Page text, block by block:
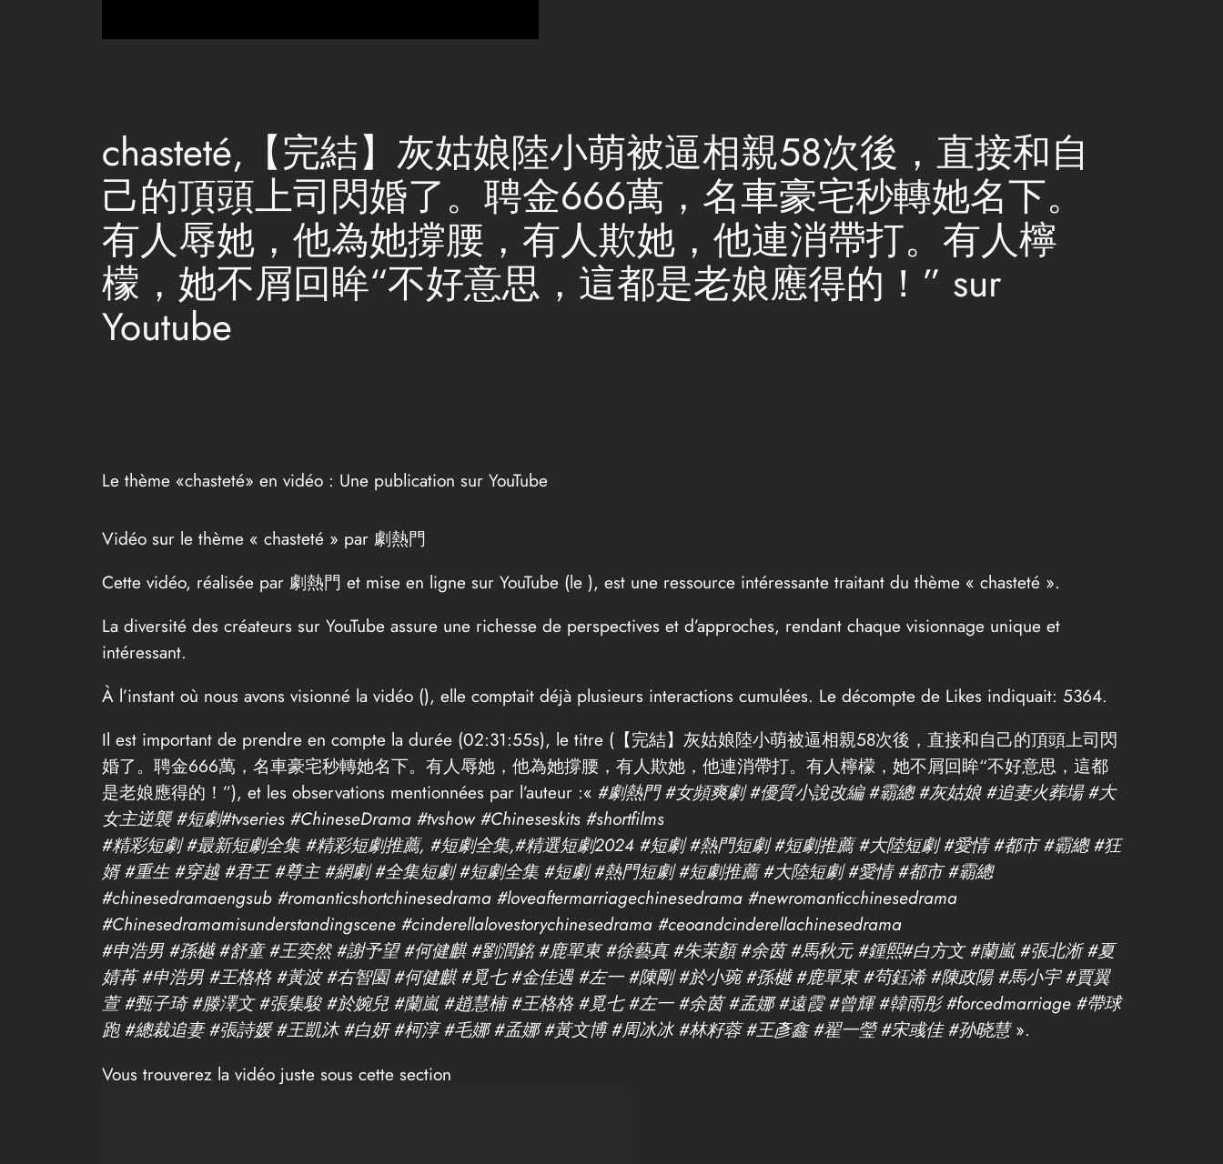
chasteté,【完結】灰姑娘陸小萌被逼相親58次後，直接和自
己的頂頭上司閃婚了。聘金666萬，名車豪宅秒轉她名下。
有人辱她，他為她撐腰，有人欺她，他連消帶打。有人檸
檬，她不屑回眸“不好意思，這都是老娘應得的！” sur
Youtube
Le thème «chasteté» en vidéo : Une publication sur YouTube
Vidéo sur le thème « chasteté » par 劇熱門
Cette vidéo, réalisée par 劇熱門 et mise en ligne sur YouTube (le ), est une ressource intéressante traitant du thème « chasteté ».
La diversité des créateurs sur YouTube assure une richesse de perspectives et d’approches, rendant chaque visionnage unique et
intéressant.
À l’instant où nous avons visionné la vidéo (), elle comptait déjà plusieurs interactions cumulées. Le décompte de Likes indiquait: 5364.
Il est important de prendre en compte la durée (02:31:55s), le titre (【完結】灰姑娘陸小萌被逼相親58次後，直接和自己的頂頭上司閃
婚了。聘金666萬，名車豪宅秒轉她名下。有人辱她，他為她撐腰，有人欺她，他連消帶打。有人檸檬，她不屑回眸“不好意思，這都
是老娘應得的！”), et les observations mentionnées par l’auteur :« #劇熱門 #女頻爽劇 #優質小說改編 #霸總 #灰姑娘 #追妻火葬場 #大
女主逆襲 #短劇#tvseries #ChineseDrama #tvshow #Chineseskits #shortfilms
#精彩短劇 #最新短劇全集 #精彩短劇推薦, #短劇全集,#精選短劇2024 #短劇 #熱門短劇 #短劇推薦 #大陸短劇 #愛情 #都市 #霸總 #狂
婿 #重生 #穿越 #君王 #尊主 #網劇 #全集短劇 #短劇全集 #短劇 #熱門短劇 #短劇推薦 #大陸短劇 #愛情 #都市 #霸總
#chinesedramaengsub #romanticshortchinesedrama #loveaftermarriagechinesedrama #newromanticchinesedrama
#Chinesedramamisunderstandingscene #cinderellalovestorychinesedrama #ceoandcinderellachinesedrama
#申浩男 #孫樾 #舒童 #王奕然 #謝予望 #何健麒 #劉潤銘 #鹿單東 #徐藝真 #朱茉顏 #余茵 #馬秋元 #鍾熙#白方文 #蘭嵐 #張北淅 #夏
婧苒 #申浩男 #王格格 #黃波 #右智園 #何健麒 #覓七 #金佳遇 #左一 #陳剛 #於小琬 #孫樾 #鹿單東 #茍鈺浠 #陳政陽 #馬小宇 #賈翼
萱 #甄子琦 #滕澤文 #張集駿 #於婉兒 #蘭嵐 #趙慧楠 #王格格 #覓七 #左一 #余茵 #孟娜 #遠霞 #曾輝 #韓雨彤 #forcedmarriage #帶球
跑 #總裁追妻 #張詩媛 #王凱沐 #白妍 #柯淳 #毛娜 #孟娜 #黃文博 #周冰冰 #林籽蓉 #王彥鑫 #翟一瑩 #宋彧佳 #孙晓慧».
Vous trouverez la vidéo juste sous cette section